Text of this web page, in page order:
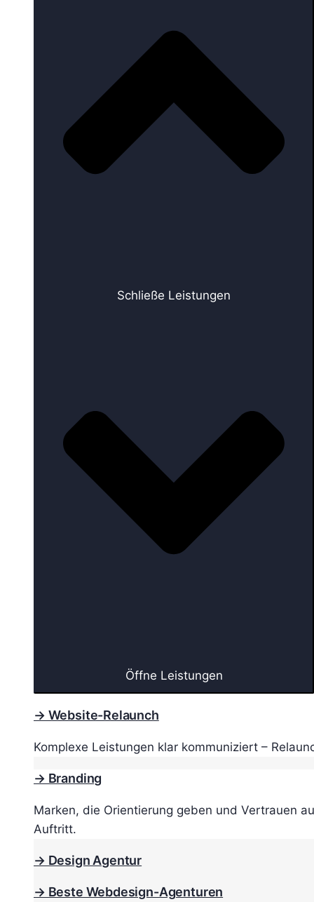
Schließe Leistungen
Öffne Leistungen
→ Website-Relaunch
Komplexe Leistungen klar kommuniziert –
→ Branding
Marken, die Orientierung geben und Vertrauen
Auftritt.
→ Design Agentur
→ Beste Webdesign-Agenturen